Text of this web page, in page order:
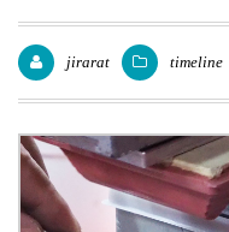
jirarat timeline